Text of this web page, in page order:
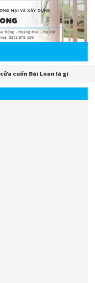
cửa cuốn Đài Loan là gì